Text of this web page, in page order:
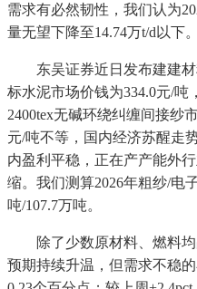
需求有必然韧性，我们认为
量无望下降至14.74万t/d以下。
东吴证券近日发布建建材
标水泥市场价钱为334.0元/
2400tex无碱环绕纠缠间接纱
元/吨不等，国内经济苏醒走
内盈利平稳，正在产产能外
缩。我们测算2026年粗纱/电
吨/107.7万吨。
除了少数原材料、燃料均
预期持续升温，但需求不稳